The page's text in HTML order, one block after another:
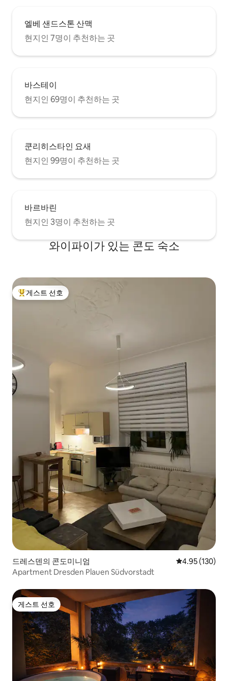
엘베 샌드스톤 산맥
현지인 7명이 추천하는 곳
바스테이
현지인 69명이 추천하는 곳
쿤리히스타인 요새
현지인 99명이 추천하는 곳
바르바린
현지인 3명이 추천하는 곳
와이파이가 있는 콘도 숙소
상위 게스트 선호
게스트 선호
드레스덴의 콘도미니엄 평점 4.95점(5
4.95 (130)
Apartment Dresden Plauen Südvorstadt
게스트 선호
게스트 선호